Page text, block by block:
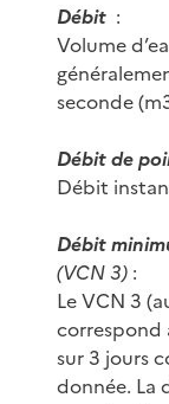
Débit :
Volume
seconde
Débit de
Débit
Débit
(VCN 3) :
Le VCN 3
correspond
sur 3 jours
donnée. La